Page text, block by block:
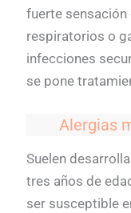
fuerte
respiratorios o
infecciones
se pone
Alergias
Suelen
tres años de
ser susceptible